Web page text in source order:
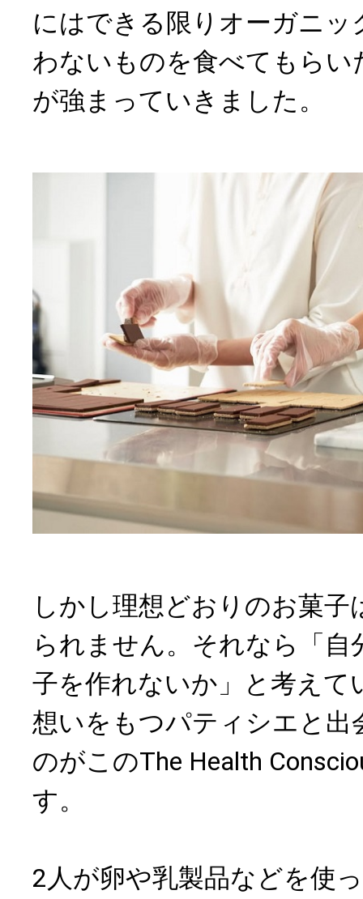
にはできる限りオーガニッ
わないものを食べてもらい
が強まっていきました。
しかし理想どおりのお菓
られません。それなら「
子を作れないか」と考えて
想いをもつパティシエと出
のがこのThe Health
す。
2人が卵や乳製品などを使